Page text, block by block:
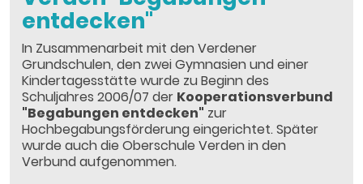
entdecken"
In Zusammenarbeit mit den Verdener
Grundschulen, den zwei Gymnasien und einer
Kindertagesstätte wurde zu Beginn des
Schuljahres 2006/07 der Kooperationsverbund
"Begabungen entdecken" zur
Hochbegabungsförderung eingerichtet. Später
wurde auch die Oberschule Verden in den
Verbund aufgenommen.